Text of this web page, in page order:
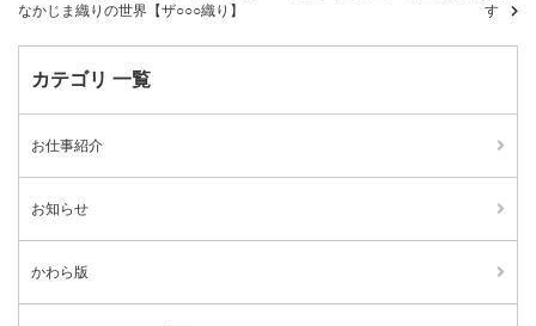
なかじま織りの世界【ザ○○○織り】
す
カテゴリ 一覧
お仕事紹介
お知らせ
かわら版